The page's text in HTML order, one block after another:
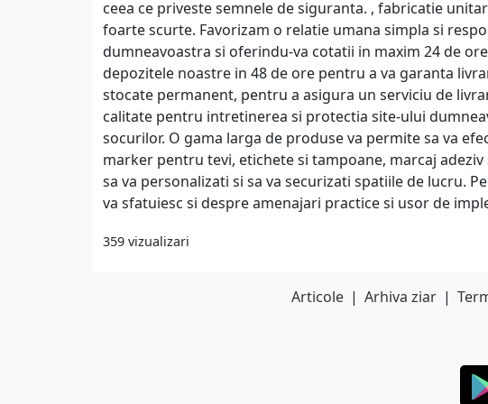
ceea ce priveste semnele de siguranta. , fabricatie
foarte scurte. Favorizam o relatie umana simpla si
dumneavoastra si oferindu-va cotatii in maxim 24 de
depozitele noastre in 48 de ore pentru a va garanta
stocate permanent, pentru a asigura un serviciu de
calitate pentru intretinerea si protectia site-ului
socurilor. O gama larga de produse va permite sa va
marker pentru tevi, etichete si tampoane, marcaj
sa va personalizati si sa va securizati spatiile de lucru.
va sfatuiesc si despre amenajari practice si usor de
359 vizualizari
Articole | Arhiva ziar |